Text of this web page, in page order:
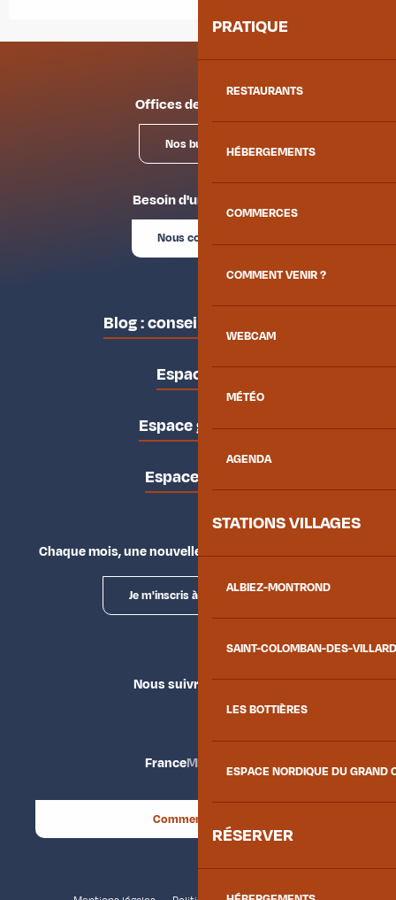
PRATIQUE
RESTAURANTS
HÉBERGEMENTS
COMMERCES
COMMENT VENIR ?
WEBCAM
MÉTÉO
AGENDA
STATIONS VILLAGES
ALBIEZ-MONTROND
SAINT-COLOMBAN-DES-
LES BOTTIÈRES
ESPACE NORDIQUE DU GRAND
RÉSERVER
Offices de tourisme
Nos bureaux
Besoin d'un conseil ?
Nous contacter
Blog : conseils des locaux
Espace pro
Espace groupes
Espace presse
Chaque mois, une nouvelle façon d'explorer la vallée.
Je m'inscris à la newsletter
Nous suivre
FranceMaurienne
Comment venir ?